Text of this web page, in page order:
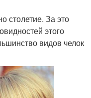
столетие. За это
этого
видов челок